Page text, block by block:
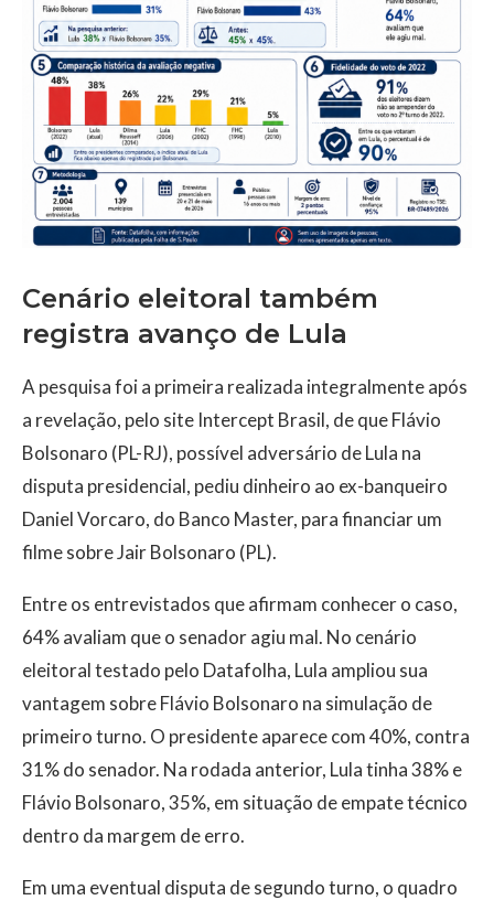
Cenário eleitoral também
registra avanço de Lula
A pesquisa foi a primeira realizada integralmente após
a revelação, pelo site Intercept Brasil, de que Flávio
Bolsonaro (PL-RJ), possível adversário de Lula na
disputa presidencial, pediu dinheiro ao ex-banqueiro
Daniel Vorcaro, do Banco Master, para financiar um
filme sobre Jair Bolsonaro (PL).
Entre os entrevistados que afirmam conhecer o caso,
64% avaliam que o senador agiu mal. No cenário
eleitoral testado pelo Datafolha, Lula ampliou sua
vantagem sobre Flávio Bolsonaro na simulação de
primeiro turno. O presidente aparece com 40%, contra
31% do senador. Na rodada anterior, Lula tinha 38% e
Flávio Bolsonaro, 35%, em situação de empate técnico
dentro da margem de erro.
Em uma eventual disputa de segundo turno, o quadro